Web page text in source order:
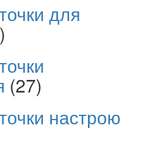
для
(27)
настрою